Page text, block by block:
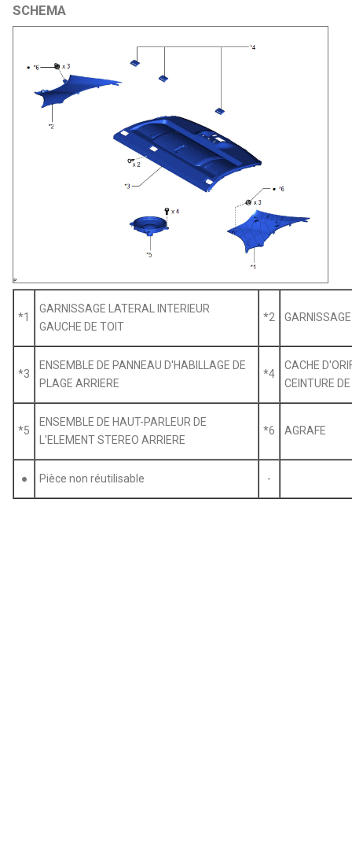
SCHEMA
*1
GARNISSAGE LATERAL INTERIEUR
GAUCHE DE TOIT
*2
*3
ENSEMBLE DE PANNEAU D'HABILLAGE DE
PLAGE ARRIERE
*4
CACHE
CEINTURE
*5
ENSEMBLE DE HAUT-PARLEUR DE
L'ELEMENT STEREO ARRIERE
*6 AGRAFE
● Pièce non réutilisable -